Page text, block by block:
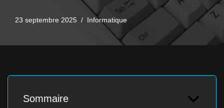
23 septembre 2025 Informatique
Sommaire